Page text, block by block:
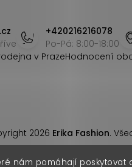
nám pomáhají
+420216216078
Po-Pá: 8:00-18:00
v PrazeHodnocení
2026 Erika Fashion.